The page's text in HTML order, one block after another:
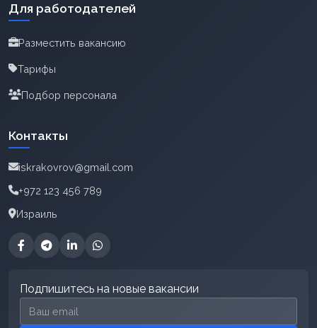
Для работодателей
Разместить вакансию
Тарифы
Подбор персонала
Контакты
iskrakovrov@gmail.com
+972 123 456 789
Израиль
Подпишитесь на новые вакансии
Email для подписки